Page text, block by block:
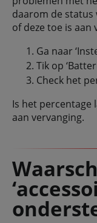
daarom de
of deze toe is aan
Ga naar
Tik op
Check het
Is het percentage
aan vervanging.